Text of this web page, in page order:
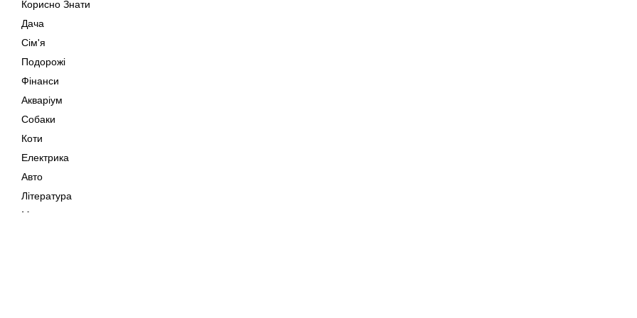
Корисно Знати
Дача
Сім'я
Подорожі
Фінанси
Акваріум
Собаки
Коти
Електрика
Авто
Література
Музика